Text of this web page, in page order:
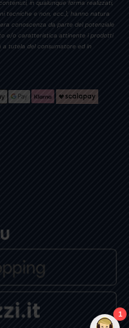
in qualunque forma realizzati,
tecniche e non, ecc.), hanno natura
conoscenza da parte del potenziale
e/o caratteristica attinente i prodotti
a tutela del consumatore ed in
1